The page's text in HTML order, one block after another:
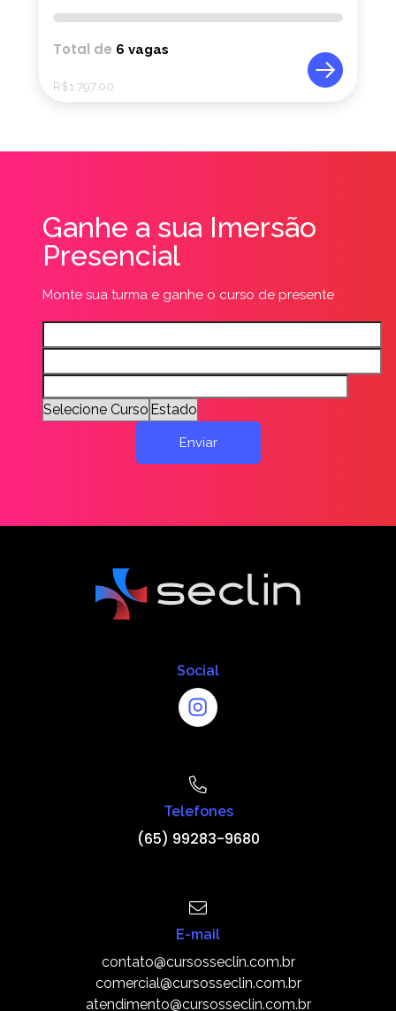
Total de 6 vagas
R$1.797,00
Ganhe a sua Imersão
Presencial
Monte sua turma e ganhe o curso de presente
Social
Telefones
(65) 99283-9680
E-mail
contato@cursosseclin.com.br
comercial@cursosseclin.com.br
atendimento@cursosseclin.com.br